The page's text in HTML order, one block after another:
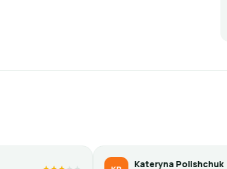
Kateryna Polishchuk